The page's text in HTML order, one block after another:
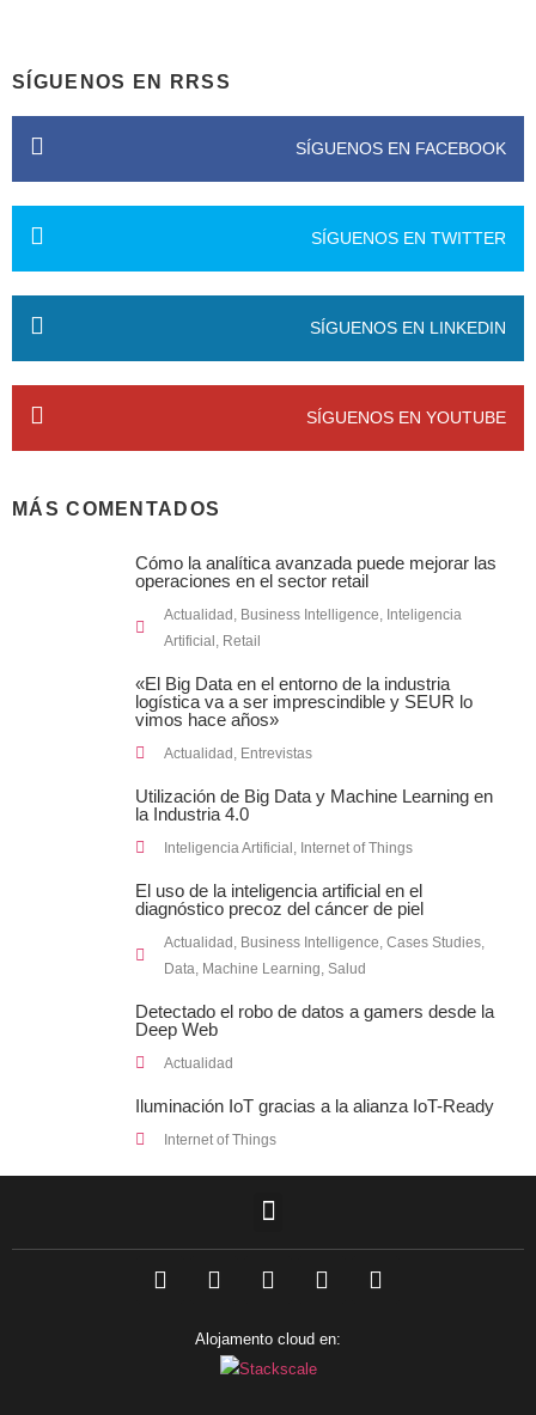
SÍGUENOS EN RRSS
SÍGUENOS EN FACEBOOK
SÍGUENOS EN TWITTER
SÍGUENOS EN LINKEDIN
SÍGUENOS EN YOUTUBE
MÁS COMENTADOS
Cómo la analítica avanzada puede mejorar las
operaciones en el sector retail
Actualidad Business Intelligence Inteligencia
Artificial Retail
«El Big Data en el entorno de la industria
logística va a ser imprescindible y SEUR lo
vimos hace años»
Actualidad Entrevistas
Utilización de Big Data y Machine Learning en
la Industria 4.0
Inteligencia Artificial, Internet of Things
El uso de la inteligencia artificial en el
diagnóstico precoz del cáncer de piel
Actualidad , Business Intelligence, Cases Studies,
Data, Machine Learning, Salud
Detectado el robo de datos a gamers desde la
Deep Web
Actualidad
Iluminación IoT gracias a la alianza IoT-Ready
Internet of Things
a
i
k
e
d
w
t
e
n
t
o
Alojamento cloud en: